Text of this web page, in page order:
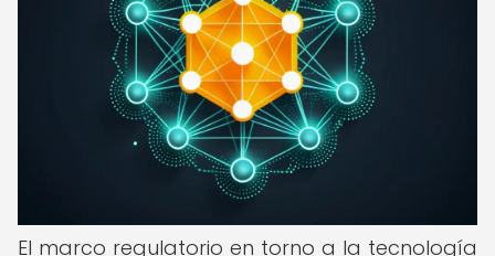
El marco regulatorio en torno a la tecnología